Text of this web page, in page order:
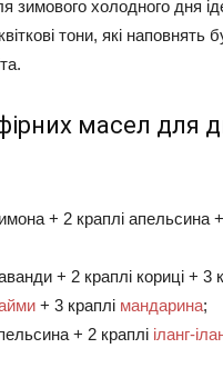
зимового холодного дня
тони, які наповнять
масел для
+ 2 краплі апельсина
+ 2 краплі кориці + 3
+ 3 краплі мандарина;
+ 2 краплі іланг-